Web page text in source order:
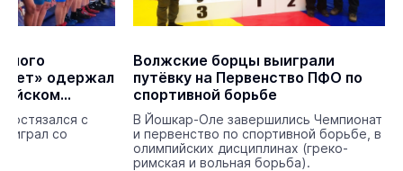
одержал
с
со
Волжские борцы выиграли
путёвку на Первенство ПФО по
спортивной борьбе
В Йошкар-Оле завершились Чемпионат
и первенство по спортивной борьбе, в
олимпийских дисциплинах (греко-
римская и вольная борьба).